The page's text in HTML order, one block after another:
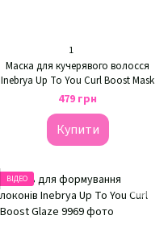
1
Маска для кучерявого волосся
Inebrya Up To You Curl Boost Mask
479 грн
Купити
ВІДЕО